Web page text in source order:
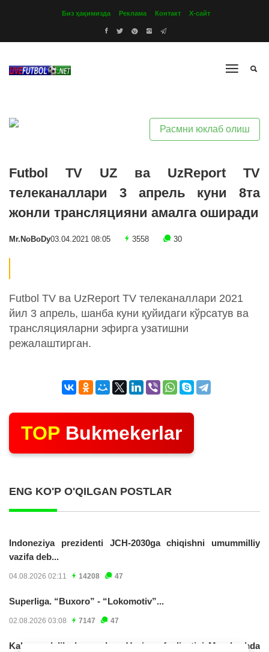
Биз ҳақимизда Реклама Контакт Х-сайт
Расмни юклаб олиш
Futbol TV UZ ва UzReport TV
телеканаллари 3 апрель куни 8та
жонли трансляцияни амалга оширади
Mr.NoBoDy03.04.2021 08:05 3558 30
Futbol TV ва UzReport TV телеканаллари 2021
йил 3 апрель, шанба куни қуйидаги кўрсатув ва
трансляцияларни эфирга узатишни
режалаштирган.
TOP Bukmekerlar
ENG KO'P O'QILGAN POSTLAR
Indoneziya prezidenti JCH-2030ga chiqishni umummilliy
vazifa deb...
04.08.2026 02:11 14208 47
Superliga. “Buxoro” - “Lokomotiv”...
02.08.2026 03:08 7147 47
Kabo-verdelik darvozabon Vozinya faoliyatini Marokashda